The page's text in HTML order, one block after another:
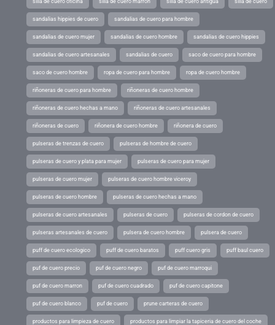
sandalias hippies de cuero sandalias de cuero para hombre
sandalias de cuero mujer sandalias de cuero hombre sandalias de cuero hippies
sandalias de cuero artesanales sandalias de cuero saco de cuero para hombre
saco de cuero hombre ropa de cuero para hombre ropa de cuero hombre
riñoneras de cuero para hombre riñoneras de cuero hombre
riñoneras de cuero hechas a mano riñoneras de cuero artesanales
riñoneras de cuero riñonera de cuero hombre riñonera de cuero
pulseras de trenzas de cuero pulseras de hombre de cuero
pulseras de cuero y plata para mujer pulseras de cuero para mujer
pulseras de cuero mujer pulseras de cuero hombre viceroy
pulseras de cuero hombre pulseras de cuero hechas a mano
pulseras de cuero artesanales pulseras de cuero pulseras de cordon de cuero
pulseras artesanales de cuero pulsera de cuero hombre pulsera de cuero
puff de cuero ecologico puff de cuero baratos puff cuero gris puff baul cuero
puf de cuero precio puf de cuero negro puf de cuero marroqui
puf de cuero marron puf de cuero cuadrado puf de cuero capitone
puf de cuero blanco puf de cuero prune carteras de cuero
productos para limpieza de cuero productos para limpiar la tapiceria de cuero del coche